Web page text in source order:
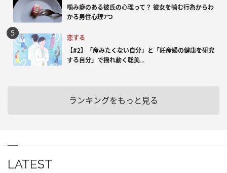
噛み癖のある彼氏の心理って？ 彼女を噛む行為からわ
かる男性心理7つ
恋する
【#2】「産みたくない自分」と「妊産婦の健康を研究
する自分」で揺れ動く聡美...
ランキングをもっと見る
LATEST